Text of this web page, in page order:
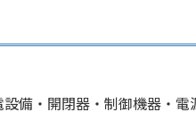
備・開閉器・制御機器・